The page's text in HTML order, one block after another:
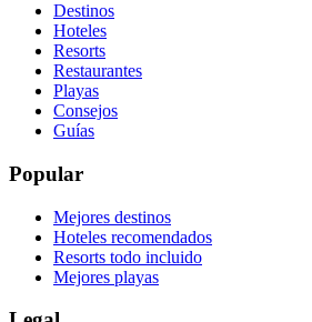
Destinos
Hoteles
Resorts
Restaurantes
Playas
Consejos
Guías
Popular
Mejores destinos
Hoteles recomendados
Resorts todo incluido
Mejores playas